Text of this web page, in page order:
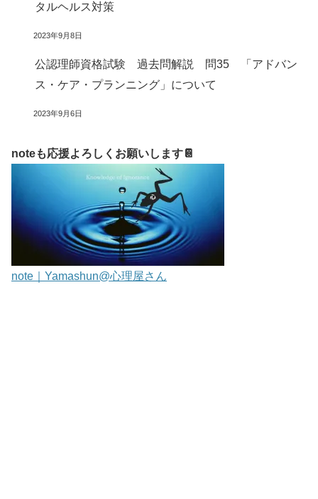
タルヘルス対策
2023年9月8日
公認理師資格試験 過去問解説 問35 「アドバン
ス・ケア・プランニング」について
2023年9月6日
noteも応援よろしくお願いします📔
note｜Yamashun@心理屋さん